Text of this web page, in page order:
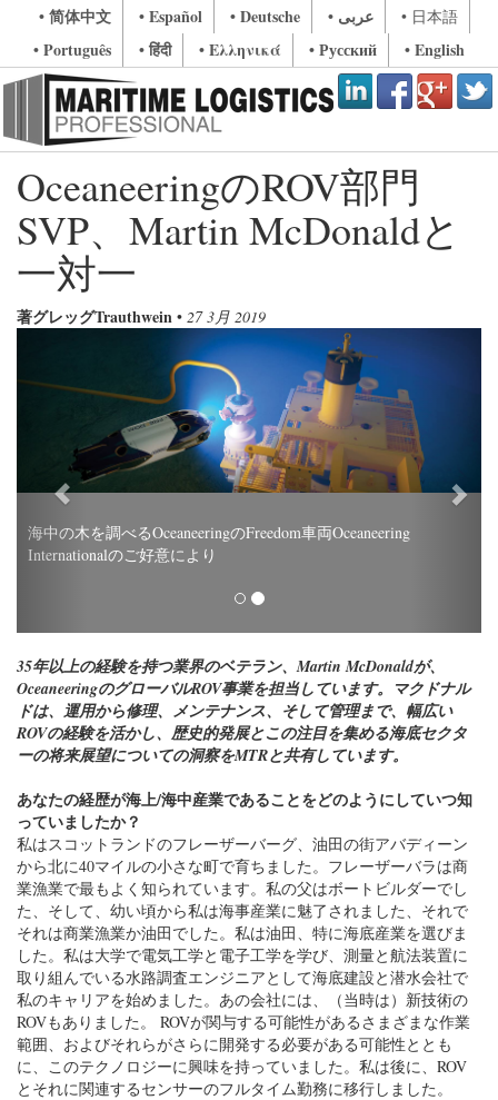
• 简体中文 • Español • Deutsche • عربى • 日本語
• Português • हिंदी • Ελληνικά • Русский • English
OceaneeringのROV部門
SVP、Martin McDonaldと
一対一
著グレッグTrauthwein • 27 3月 2019
海中の木を調べるOceaneeringのFreedom車両Oceaneering
Internationalのご好意により
35年以上の経験を持つ業界のベテラン、Martin McDonaldが、
OceaneeringのグローバルROV事業を担当しています。マクドナル
ドは、運用から修理、メンテナンス、そして管理まで、幅広い
ROVの経験を活かし、歴史的発展とこの注目を集める海底セクタ
ーの将来展望についての洞察をMTRと共有しています。
あなたの経歴が海上/海中産業であることをどのようにしていつ知
っていましたか？
私はスコットランドのフレーザーバーグ、油田の街アバディーン
から北に40マイルの小さな町で育ちました。フレーザーバラは商
業漁業で最もよく知られています。私の父はボートビルダーでし
た、そして、幼い頃から私は海事産業に魅了されました、それで
それは商業漁業か油田でした。私は油田、特に海底産業を選びま
した。私は大学で電気工学と電子工学を学び、測量と航法装置に
取り組んでいる水路調査エンジニアとして海底建設と潜水会社で
私のキャリアを始めました。あの会社には、（当時は）新技術の
ROVもありました。 ROVが関与する可能性があるさまざまな作業
範囲、およびそれらがさらに開発する必要がある可能性ととも
に、このテクノロジーに興味を持っていました。私は後に、ROV
とそれに関連するセンサーのフルタイム勤務に移行しました。